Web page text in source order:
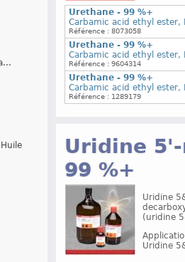
Urethane - 99 %+
Carbamic acid ethyl
Référence : 8073058
Urethane - 99 %+
Carbamic acid ethyl
Référence : 9604314
Urethane - 99 %+
Carbamic acid ethyl
Référence : 1289179
Uridine
99 %+
Uridine
(uridine
Uridine